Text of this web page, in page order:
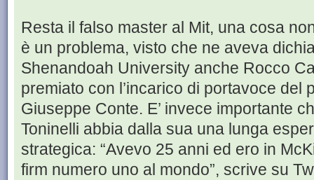
Resta il falso master al Mit, una cosa
è un problema, visto che ne aveva
Shenandoah University anche Rocco
premiato con l’incarico di portavoce del
Giuseppe Conte. E’ invece importante
Toninelli abbia dalla sua una lunga
strategica: “Avevo 25 anni ed ero in
firm numero uno al mondo”, scrive su